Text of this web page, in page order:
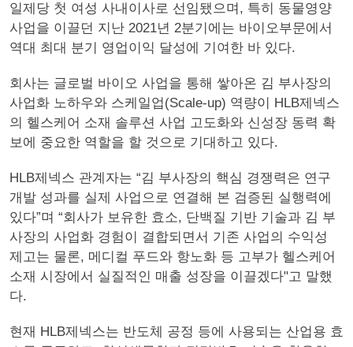
일제당 첫 여성 사내이사로 선임됐으며, 특히 동물영양
사업을 이끌던 지난 2021년 2분기에는 바이오부문에서
역대 최대 분기 영업이익 달성에 기여한 바 있다.
회사는 글로벌 바이오 사업을 통해 쌓아온 김 부사장의
사업화 노하우와 스케일업(Scale-up) 역량이 HLB제넥스
의 헬스케어 소재 솔루션 사업 고도화와 신성장 동력 확
보에 중요한 역할을 할 것으로 기대하고 있다.
HLB제넥스 관계자는 “김 부사장의 핵심 경쟁력은 연구
개발 성과를 실제 사업으로 연결해 본 검증된 실행력에
있다”며 “회사가 보유한 효소, 단백질 기반 기술과 김 부
사장의 사업화 경험이 결합되면서 기존 사업의 수익성
제고는 물론, 메디컬 푸드와 항노화 등 고부가 헬스케어
소재 시장에서 실질적인 매출 성장을 이끌겠다"고 말했
다.
현재 HLB제넥스는 반도체 공정 등에 사용되는 산업용 효